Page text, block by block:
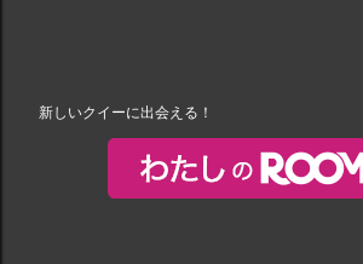
新しいクイーに出会える！